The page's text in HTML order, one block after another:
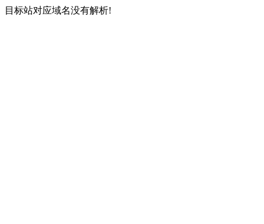
目标站对应域名没有解析!